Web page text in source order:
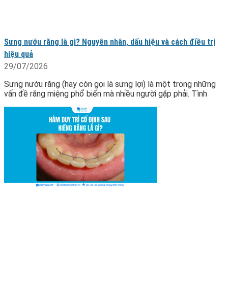
Sưng nướu răng là gì? Nguyên nhân, dấu hiệu và cách điều trị
hiệu quả
29/07/2026
Sưng nướu răng (hay còn gọi là sưng lợi) là một trong những
vấn đề răng miệng phổ biến mà nhiều người gặp phải. Tình